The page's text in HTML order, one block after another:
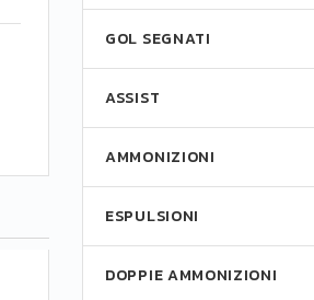
GOL SEGNATI
ASSIST
AMMONIZIONI
ESPULSIONI
DOPPIE AMMONIZIONI